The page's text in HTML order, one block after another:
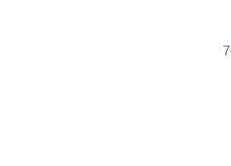
. בדרך כלל מרגע סיום שלב העיצוב (מודל), לתכשיט יידרשו בין 7-